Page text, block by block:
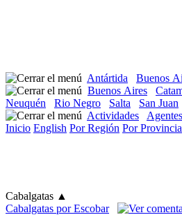
Antártida Buenos
Buenos Aires
Neuquén
Rio Negro Salta San Juan
Actividades
Inicio English Por Región Por Provincia
Cabalgatas ▲
Cabalgatas por Escobar